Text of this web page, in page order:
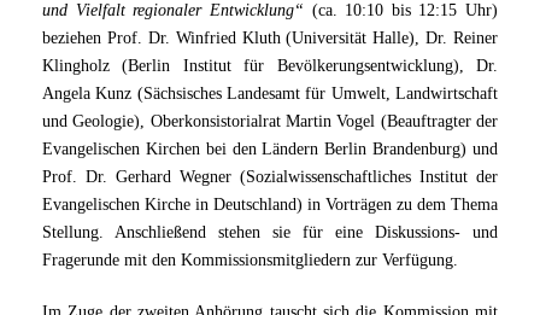
und Vielfalt regionaler Entwicklung“ (ca. 10:10 bis 12:15 Uhr)
beziehen Prof. Dr. Winfried Kluth (Universität Halle), Dr. Reiner
Klingholz (Berlin Institut für Bevölkerungsentwicklung), Dr.
Angela Kunz (Sächsisches Landesamt für Umwelt, Landwirtschaft
und Geologie), Oberkonsistorialrat Martin Vogel (Beauftragter der
Evangelischen Kirchen bei den Ländern Berlin Brandenburg) und
Prof. Dr. Gerhard Wegner (Sozialwissenschaftliches Institut der
Evangelischen Kirche in Deutschland) in Vorträgen zu dem Thema
Stellung. Anschließend stehen sie für eine Diskussions- und
Fragerunde mit den Kommissionsmitgliedern zur Verfügung.